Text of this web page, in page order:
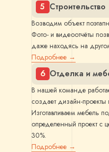
5 Строительство
Возводим объект
Фото- и видеоотчёты
даже находясь на
Подробнее →
6 Отделка и
В нашей команде
создает дизайн-
Изготавливаем мебель
определенный проект с
30%.
Подробнее →